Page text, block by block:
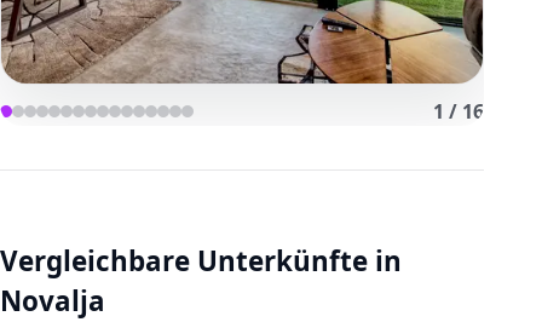
1 / 16
Vergleichbare Unterkünfte in
Novalja